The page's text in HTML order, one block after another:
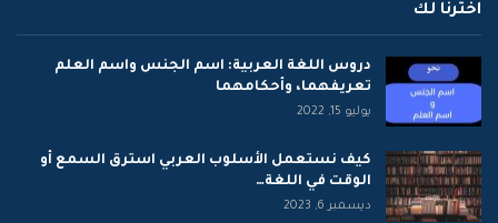
اخترنا لك
دروس اللغة العربية: اسم الجنس واسم العلم
تعريفهما، وأحكامهما
يوليو 15, 2022
كيف نستعمل الأسلوب العربي استرق السمع أو
الوقت في اللغة…
ديسمبر 6, 2023